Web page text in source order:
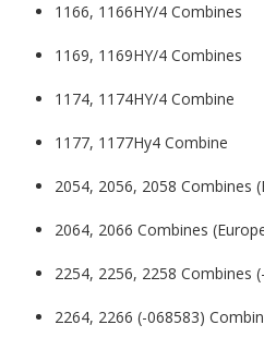
1166, 1166HY/4 Combines
1169, 1169HY/4 Combines
1174, 1174HY/4 Combine
1177, 1177Hy4 Combine
2054, 2056, 2058 Combines
2064, 2066 Combines
2254, 2256, 2258 Combines
2264, 2266 (-068583)